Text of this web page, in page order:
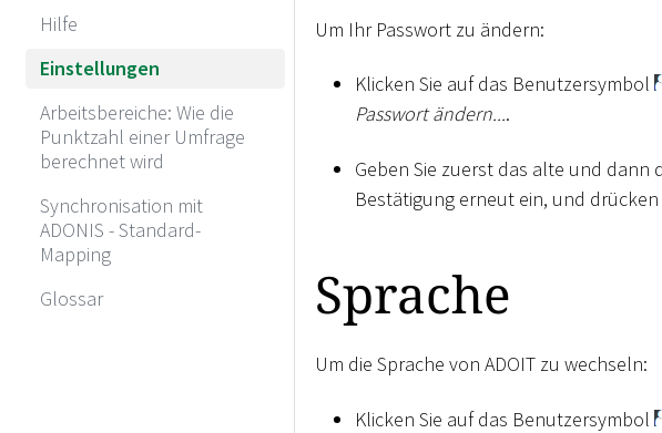
Hilfe
Einstellungen
Arbeitsbereiche: Wie die
Punktzahl einer Umfrage
berechnet wird
Synchronisation mit
ADONIS - Standard-
Mapping
Glossar
Um Ihr Passwort zu ändern:
Klicken Sie auf das Benutzersymbol
Passwort ändern....
Geben Sie zuerst das alte und dann
Bestätigung erneut ein, und drücken
Sprache
Um die Sprache von ADOIT zu wechseln:
Klicken Sie auf das Benutzersymbol